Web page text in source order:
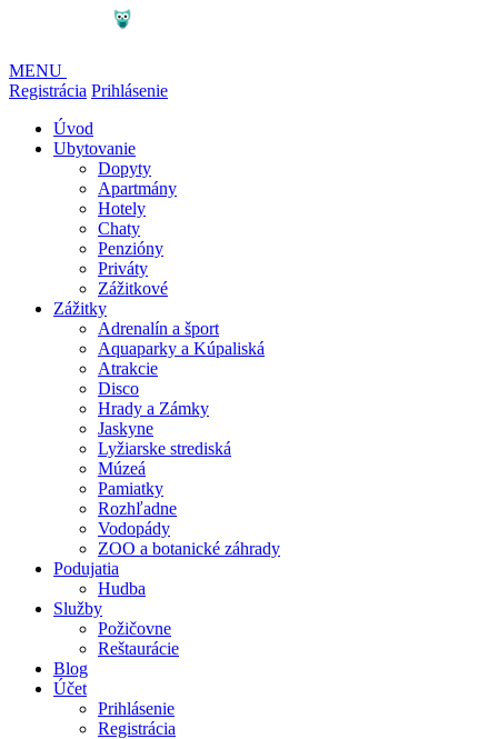
MENU
Registrácia Prihlásenie
Úvod
Ubytovanie
Dopyty
Apartmány
Hotely
Chaty
Penzióny
Priváty
Zážitkové
Zážitky
Adrenalín a šport
Aquaparky a Kúpaliská
Atrakcie
Disco
Hrady a Zámky
Jaskyne
Lyžiarske strediská
Múzeá
Pamiatky
Rozhľadne
Vodopády
ZOO a botanické záhrady
Podujatia
Hudba
Služby
Požičovne
Reštaurácie
Blog
Účet
Prihlásenie
Registrácia